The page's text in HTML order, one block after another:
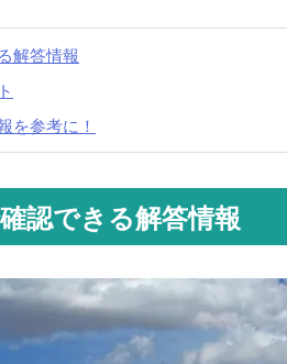
解答情報
を参考に！
認できる解答情報